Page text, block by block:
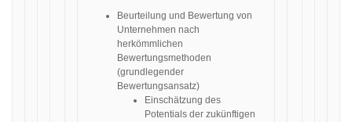
Beurteilung und Bewertung von
Unternehmen nach
herkömmlichen
Bewertungsmethoden
(grundlegender
Bewertungsansatz)
Einschätzung des
Potentials der zukünftigen